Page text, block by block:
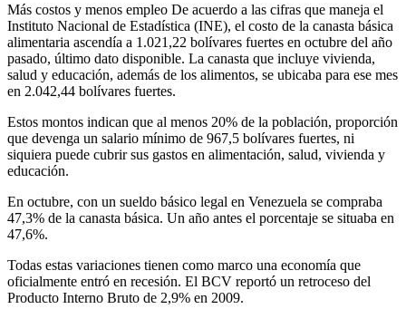
Más costos y menos empleo De acuerdo a las cifras que maneja el
Instituto Nacional de Estadística (INE), el costo de la canasta básica
alimentaria ascendía a 1.021,22 bolívares fuertes en octubre del año
pasado, último dato disponible. La canasta que incluye vivienda,
salud y educación, además de los alimentos, se ubicaba para ese mes
en 2.042,44 bolívares fuertes.
Estos montos indican que al menos 20% de la población, proporción
que devenga un salario mínimo de 967,5 bolívares fuertes, ni
siquiera puede cubrir sus gastos en alimentación, salud, vivienda y
educación.
En octubre, con un sueldo básico legal en Venezuela se compraba
47,3% de la canasta básica. Un año antes el porcentaje se situaba en
47,6%.
Todas estas variaciones tienen como marco una economía que
oficialmente entró en recesión. El BCV reportó un retroceso del
Producto Interno Bruto de 2,9% en 2009.